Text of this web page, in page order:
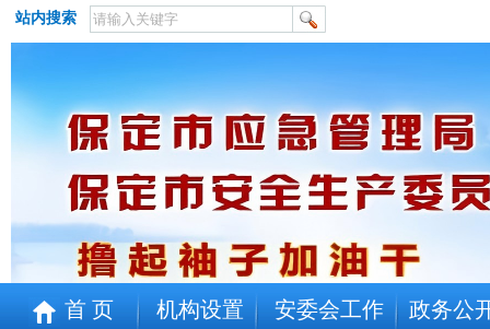
站内搜索
首 页 机构设置 安委会工作 政务公